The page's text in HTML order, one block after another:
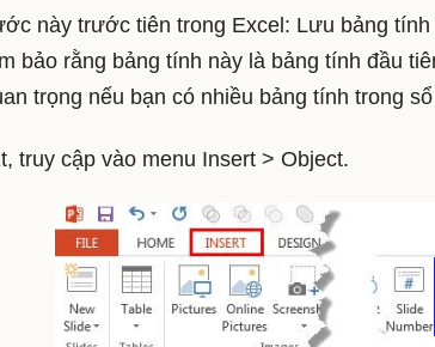
này trước tiên trong Excel: Lưu bảng
bảo rằng bảng tính này là bảng tính đầu
trọng nếu bạn có nhiều bảng tính trong
truy cập vào menu Insert > Object.